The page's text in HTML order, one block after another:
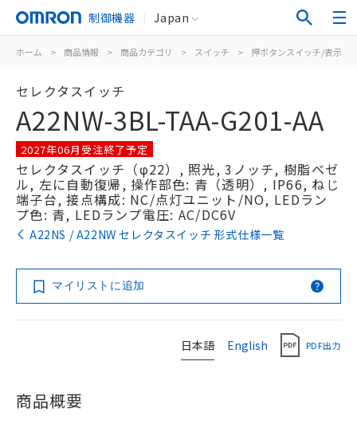
制御機器 Japan
ホーム > 商品情報 > 商品カテゴリ > スイッチ > 押ボタンスイッチ/表示灯
セレクタスイッチ
A22NW-3BL-TAA-G201-AA
2027年06月受注終了予定
セレクタスイッチ（φ22）, 照光, 3ノッチ, 樹脂ベゼ
ル, 左に自動復帰, 操作部色: 青（透明）, IP66, ねじ
端子台, 接点構成: NC/点灯ユニット/NO, LEDラン
プ色: 青, LEDランプ電圧: AC/DC6V
A22NS / A22NW セレクタスイッチ 形式仕様一覧
マイリストに追加
日本語 English PDF出力
商品概要